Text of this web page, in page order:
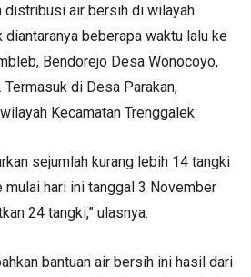
distribusi air bersih di wilayah
diantaranya beberapa waktu lalu ke
Bendorejo Desa Wonocoyo,
di Desa Parakan,
Kecamatan Trenggalek.
sejumlah kurang lebih 14 tangki
mulai hari ini tanggal 3 November
24 tangki,” ulasnya.
bantuan air bersih ini hasil dari